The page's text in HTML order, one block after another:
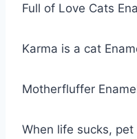
Full of Love Cats
Karma is a cat
Motherfluffer
When life sucks, pet